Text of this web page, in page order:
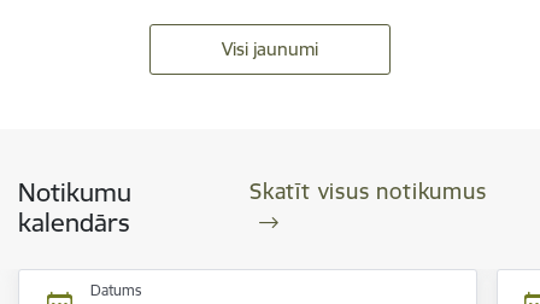
Visi jaunumi
Notikumu
kalendārs
Skatīt visus notikumus
Datums